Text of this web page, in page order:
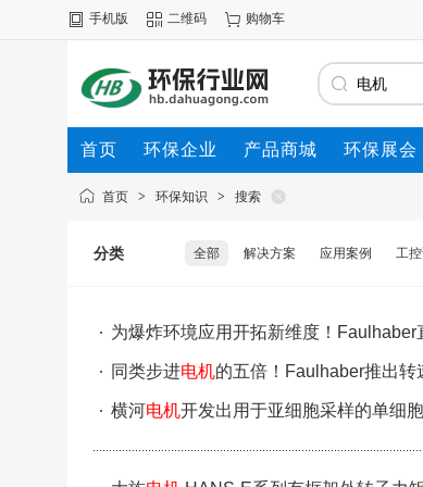
手机版 二维码 购物车
首页 环保企业 产品商城 环保展会
首页 > 环保知识 > 搜索
分类 全部 解决方案 应用案例 工
为爆炸环境应用开拓新维度！Faulhaber
同类步进电机的五倍！Faulhaber推出
横河电机开发出用于亚细胞采样的单细